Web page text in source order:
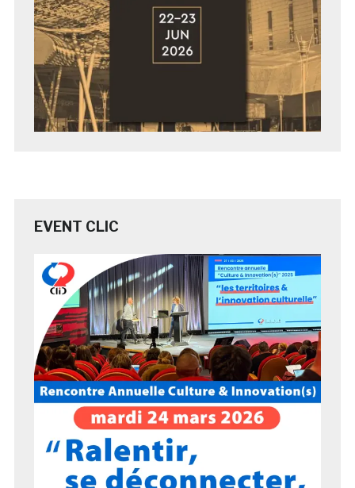
EVENT CLIC